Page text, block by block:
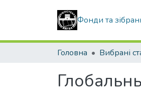
Фонди та
Головна